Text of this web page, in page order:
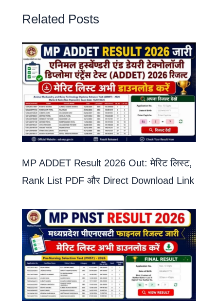
Related Posts
MP ADDET Result 2026 Out: मेरिट लिस्ट,
Rank List PDF और Direct Download Link